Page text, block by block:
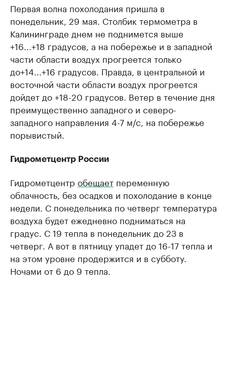
Первая волна похолодания пришла в
понедельник, 29 мая. Столбик термометра в
Калининграде днем не поднимется выше
+16...+18 градусов, а на побережье и в западной
части области воздух прогреется только
до+14...+16 градусов. Правда, в центральной и
восточной части области воздух прогреется
дойдет до +18-20 градусов. Ветер в течение дня
преимущественно западного и северо-
западного направления 4-7 м/с, на побережье
порывистый.
Гидрометцентр России
Гидрометцентр обещает переменную
облачность, без осадков и похолодание в конце
недели. С понедельника по четверг температура
воздуха будет ежедневно подниматься на
градус. С 19 тепла в понедельник до 23 в
четверг. А вот в пятницу упадет до 16-17 тепла и
на этом уровне продержится и в субботу.
Ночами от 6 до 9 тепла.